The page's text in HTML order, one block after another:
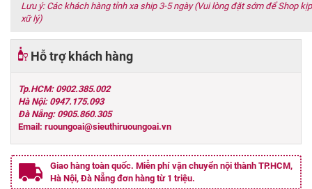
Lưu ý: Các khách hàng tỉnh xa ship 3-5 ngày (Vui lòng đặt sớm để Shop kịp
xữ lý)
Hỗ trợ khách hàng
Tp.HCM: 0902.385.002
Hà Nội: 0947.175.093
Đà Nẵng: 0905.860.305
Email: ruoungoai@sieuthiruoungoai.vn
Giao hàng toàn quốc. Miễn phí vận chuyển nội thành TP.HCM,
Hà Nội, Đà Nẵng đơn hàng từ 1 triệu.